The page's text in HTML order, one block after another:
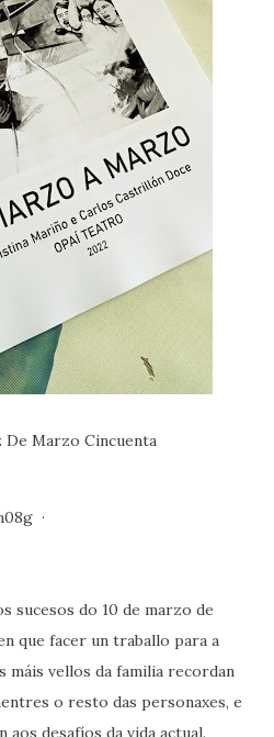
Marzo Cincuenta
·
sucesos do 10 de marzo de
que facer un traballo para a
máis vellos da familia recordan
o resto das personaxes, e
desafíos da vida actual.